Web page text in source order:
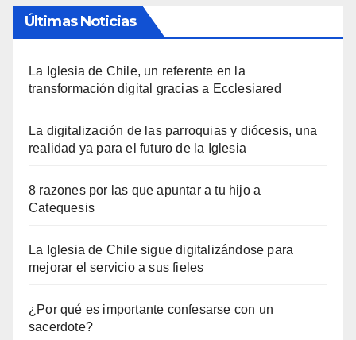
Últimas Noticias
La Iglesia de Chile, un referente en la
transformación digital gracias a Ecclesiared
La digitalización de las parroquias y diócesis, una
realidad ya para el futuro de la Iglesia
8 razones por las que apuntar a tu hijo a
Catequesis
La Iglesia de Chile sigue digitalizándose para
mejorar el servicio a sus fieles
¿Por qué es importante confesarse con un
sacerdote?